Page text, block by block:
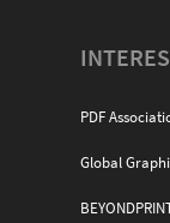
PDF
Global